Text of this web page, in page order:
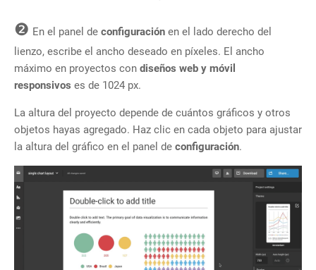
❷ En el panel de configuración en el lado derecho del
lienzo, escribe el ancho deseado en píxeles. El ancho
máximo en proyectos con diseños web y móvil
responsivos es de 1024 px.
La altura del proyecto depende de cuántos gráficos y otros
objetos hayas agregado. Haz clic en cada objeto para ajustar
la altura del gráfico en el panel de configuración.